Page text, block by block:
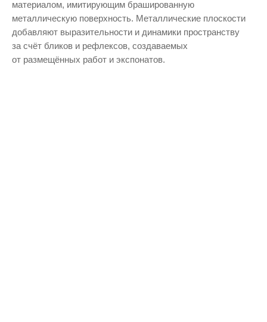
материалом, имитирующим брашированную
металлическую поверхность. Металлические плоскости
добавляют выразительности и динамики пространству
за счёт бликов и рефлексов, создаваемых
от размещённых работ и экспонатов.